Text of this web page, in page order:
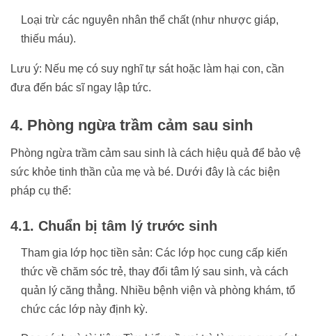
Loại trừ các nguyên nhân thể chất (như nhược giáp,
thiếu máu).
Lưu ý: Nếu mẹ có suy nghĩ tự sát hoặc làm hại con, cần
đưa đến bác sĩ ngay lập tức.
4. Phòng ngừa trầm cảm sau sinh
Phòng ngừa trầm cảm sau sinh là cách hiệu quả để bảo vệ
sức khỏe tinh thần của mẹ và bé. Dưới đây là các biện
pháp cụ thể:
4.1. Chuẩn bị tâm lý trước sinh
Tham gia lớp học tiền sản: Các lớp học cung cấp kiến
thức về chăm sóc trẻ, thay đổi tâm lý sau sinh, và cách
quản lý căng thẳng. Nhiều bệnh viện và phòng khám, tổ
chức các lớp này định kỳ.